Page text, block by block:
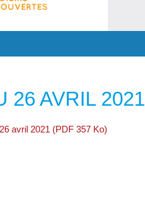
26 AVRIL 2021
avril 2021 (PDF 357 Ko)